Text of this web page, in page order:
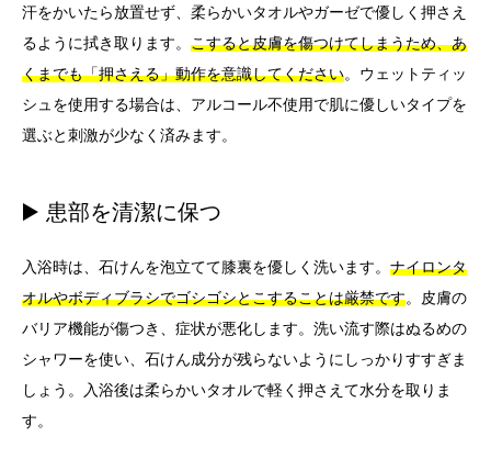
汗をかいたら放置せず、柔らかいタオルやガーゼで優しく押さえ
るように拭き取ります。 こすると皮膚を傷つけてしまうため、あ
くまでも「押さえる」動作を意識してください。ウェットティッ
シュを使用する場合は、アルコール不使用で肌に優しいタイプを
選ぶと刺激が少なく済みます。
▶️ 患部を清潔に保つ
入浴時は、石けんを泡立てて膝裏を優しく洗います。 ナイロンタ
オルやボディブラシでゴシゴシとこすることは厳禁です。皮膚の
バリア機能が傷つき、症状が悪化します。洗い流す際はぬるめの
シャワーを使い、石けん成分が残らないようにしっかりすすぎま
しょう。入浴後は柔らかいタオルで軽く押さえて水分を取りま
す。